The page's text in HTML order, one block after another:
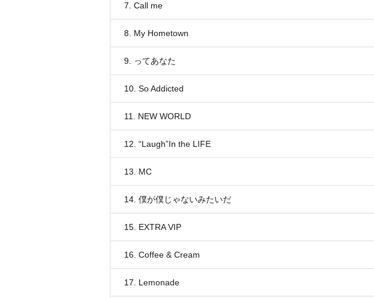
7. Call me
8. My Hometown
9. ってあなた
10. So Addicted
11. NEW WORLD
12. “Laugh”In the LIFE
13. MC
14. 僕が僕じゃないみたいだ
15. EXTRA VIP
16. Coffee & Cream
17. Lemonade